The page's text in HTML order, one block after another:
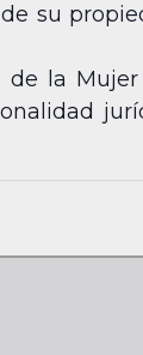
su
de la